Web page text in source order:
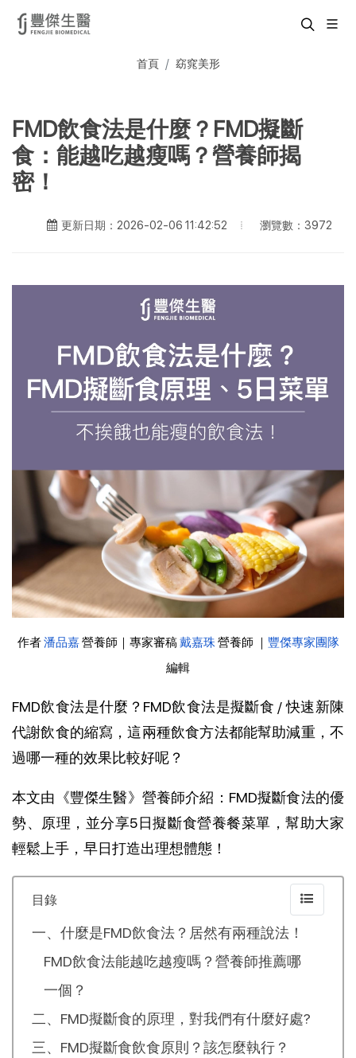
首頁 窈窕美形
FMD飲食法是什麼？FMD擬斷
食：能越吃越瘦嗎？營養師揭
密！
更新日期：2026-02-06 11:42:52 瀏覽數：3972
作者潘品嘉營養師｜專家審稿戴嘉珠營養師 ｜ 豐傑專家團隊
編輯
FMD飲食法是什麼？FMD飲食法是擬斷食 / 快速新陳
代謝飲食的縮寫，這兩種飲食方法都能幫助減重，不
過哪一種的效果比較好呢？
本文由《豐傑生醫》營養師介紹：FMD擬斷食法的優
勢、原理，並分享5日擬斷食營養餐菜單，幫助大家
輕鬆上手，早日打造出理想體態！
目錄
一、什麼是FMD飲食法？居然有兩種說法！
FMD飲食法能越吃越瘦嗎？營養師推薦哪
一個？
二、FMD擬斷食的原理，對我們有什麼好處?
三、FMD擬斷食飲食原則？該怎麼執行？